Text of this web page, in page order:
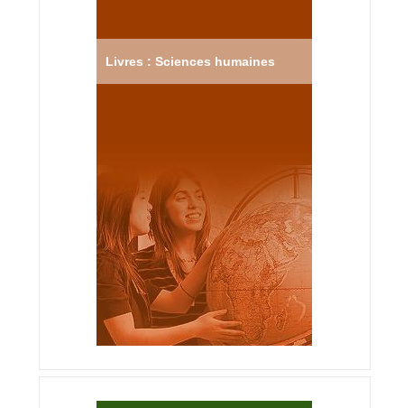
Livres : Sciences humaines